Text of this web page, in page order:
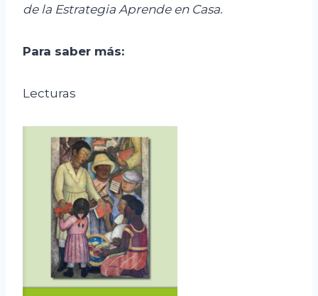
de la Estrategia Aprende en Casa.
Para saber más:
Lecturas